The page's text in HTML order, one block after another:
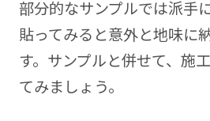
部分的なサンプルでは派手
貼ってみると意外と地味に
す。サンプルと併せて、施
てみましょう。